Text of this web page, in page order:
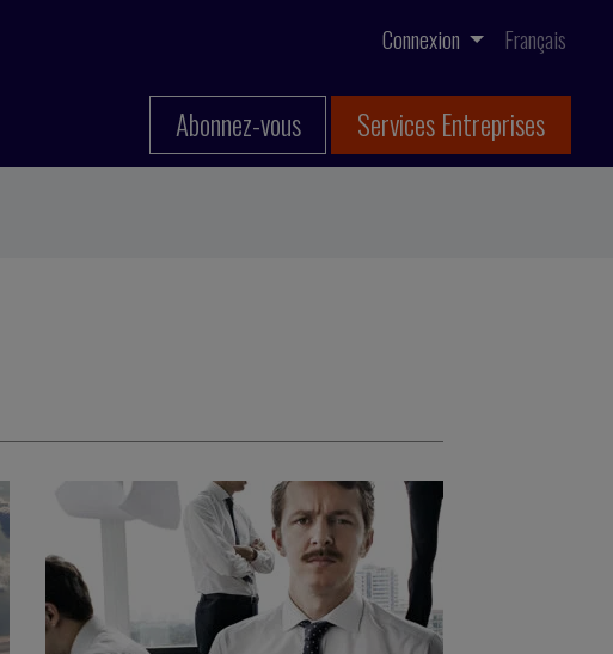
Connexion Français
Abonnez-vous Services Entreprises